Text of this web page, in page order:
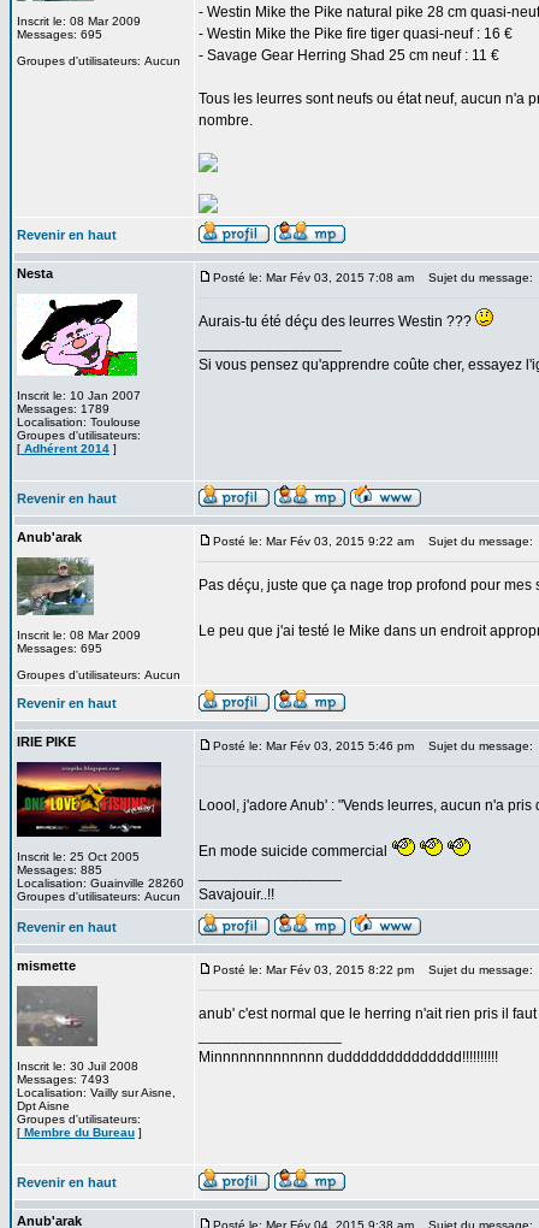
Inscrit le: 08 Mar 2009
Messages: 695
Groupes d'utilisateurs: Aucun
- Westin Mike the Pike natural pike 28 cm quasi-
- Westin Mike the Pike fire tiger quasi-neuf : 16 €
- Savage Gear Herring Shad 25 cm neuf : 11 €
Tous les leurres sont neufs ou état neuf, aucun n'a
nombre.
Revenir en haut
Nesta
Inscrit le: 10 Jan 2007
Messages: 1789
Localisation: Toulouse
Groupes d'utilisateurs:
[ Adhérent 2014 ]
Posté le: Mar Fév 03, 2015 7:08 am Sujet du message:
Aurais-tu été déçu des leurres Westin ???
Si vous pensez qu'apprendre coûte cher, essayez
Revenir en haut
Anub'arak
Inscrit le: 08 Mar 2009
Messages: 695
Groupes d'utilisateurs: Aucun
Posté le: Mar Fév 03, 2015 9:22 am Sujet du message:
Pas déçu, juste que ça nage trop profond pour
Le peu que j'ai testé le Mike dans un endroit
Revenir en haut
IRIE PIKE
Inscrit le: 25 Oct 2005
Messages: 885
Localisation: Guainville 28260
Groupes d'utilisateurs: Aucun
Posté le: Mar Fév 03, 2015 5:46 pm Sujet du message:
Loool, j'adore Anub' : "Vends leurres, aucun n'a
En mode suicide commercial
Savajouir..!!
Revenir en haut
mismette
Inscrit le: 30 Juil 2008
Messages: 7493
Localisation: Vailly sur Aisne,
Dpt Aisne
Groupes d'utilisateurs:
[ Membre du Bureau ]
Posté le: Mar Fév 03, 2015 8:22 pm Sujet du message:
anub' c'est normal que le herring n'ait rien pris il
Minnnnnnnnnnnnn dudddddddddddddd!!!!!!!!!!
Revenir en haut
Anub'arak Posté le: Mer Fév 04, 2015 9:38 am Sujet du message: